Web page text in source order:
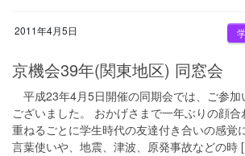
2011年4月5日
京機会39年(関東地区) 同窓会
平成23年4月5日開催の同期会では、ご参加
ございました。 おかげさまで一年ぶりの顔
重ねるごとに学生時代の友達付き合いの感覚
言葉使いや、地震、津波、原発事故などの時